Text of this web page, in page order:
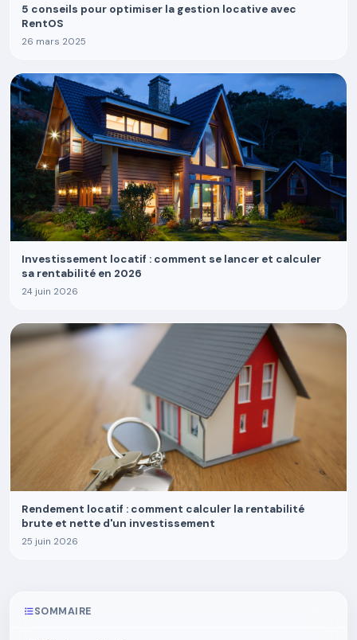
5 conseils pour optimiser la gestion locative avec
RentOS
26 mars 2025
Investissement locatif : comment se lancer et calculer
sa rentabilité en 2026
24 juin 2026
Rendement locatif : comment calculer la rentabilité
brute et nette d'un investissement
25 juin 2026
SOMMAIRE